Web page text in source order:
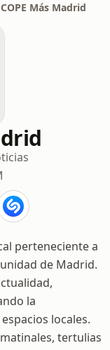
COPE Más Madrid
perteneciente a
de Madrid.
la
locales.
tertulias